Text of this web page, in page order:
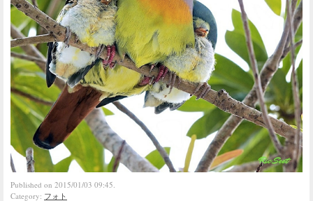
Published on 2015/01/03 09:45.
Category: フォト